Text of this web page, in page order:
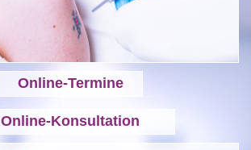
Online-Termine
Online-Konsultation